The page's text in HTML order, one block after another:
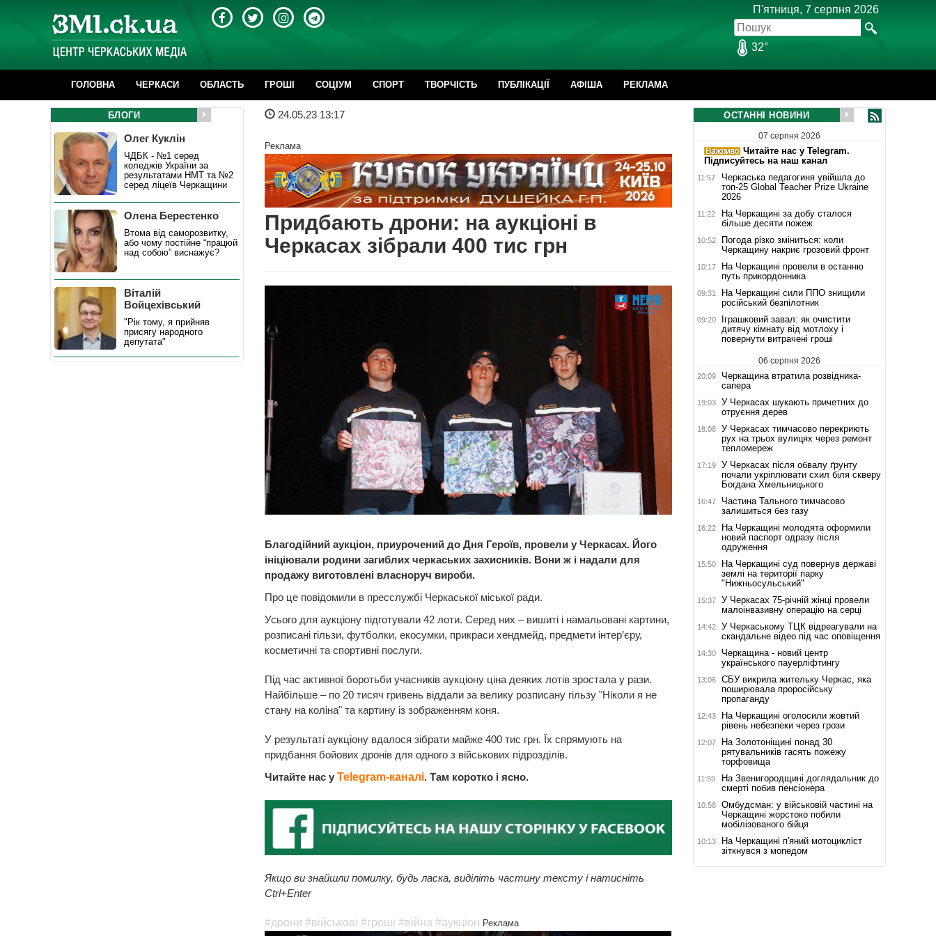
П'ятниця, 7 серпня 2026
32°
ГОЛОВНА ЧЕРКАСИ ОБЛАСТЬ ГРОШІ CОЦІУМ СПОРТ ТВОРЧІСТЬ ПУБЛІКАЦІЇ АФІША РЕКЛАМА
24.05.23 13:17
Реклама
Придбають дрони: на аукціоні в
Черкасах зібрали 400 тис грн
Благодійний аукціон, приурочений до Дня Героїв, провели у Черкасах. Його
ініціювали родини загиблих черкаських захисників. Вони ж і надали для
продажу виготовлені власноруч вироби.
Про це повідомили в пресслужбі Черкаської міської ради.
Усього для аукціону підготували 42 лоти. Серед них – вишиті і намальовані картини,
розписані гільзи, футболки, екосумки, прикраси хендмейд, предмети інтер’єру,
косметичні та спортивні послуги.
Під час активної боротьби учасників аукціону ціна деяких лотів зростала у рази.
Найбільше – по 20 тисяч гривень віддали за велику розписану гільзу "Ніколи я не
стану на коліна" та картину із зображенням коня.
У результаті аукціону вдалося зібрати майже 400 тис грн. Їх спрямують на
придбання бойових дронів для одного з військових підрозділів.
Читайте нас у Telegram-каналі. Там коротко і ясно.
Якщо ви знайшли помилку, будь ласка, виділіть частину тексту і натисніть
Ctrl+Enter
#дрони #військові #гроші #війна #аукціон Реклама
БЛОГИ
Олег Куклін
ЧДБК - №1 серед
коледжів України за
результатами НМТ та №2
серед ліцеїв Черкащини
Олена Берестенко
Втома від саморозвитку,
або чому постійне “працюй
над собою” виснажує?
Віталій
Войцехівський
"Рік тому, я прийняв
присягу народного
депутата"
ОСТАННІ НОВИНИ
07 серпня 2026
Читайте нас у Telegram.
Підписуйтесь на наш канал
11:57
Черкаська педагогиня увійшла до
топ-25 Global Teacher Prize Ukraine
2026
11:22
На Черкащині за добу сталося
більше десяти пожеж
10:52
Погода різко зміниться: коли
Черкащину накриє грозовий фронт
10:17
На Черкащині провели в останню
путь прикордонника
09:31
На Черкащині сили ППО знищили
російський безпілотник
09:20
Іграшковий завал: як очистити
дитячу кімнату від мотлоху і
повернути витрачені гроші
06 серпня 2026
20:09
Черкащина втратила розвідника-
сапера
19:03
У Черкасах шукають причетних до
отруєння дерев
18:08
У Черкасах тимчасово перекриють
рух на трьох вулицях через ремонт
тепломереж
17:19
У Черкасах після обвалу ґрунту
почали укріплювати схил біля скверу
Богдана Хмельницького
16:47
Частина Тального тимчасово
залишиться без газу
16:22
На Черкащині молодята оформили
новий паспорт одразу після
одруження
15:50
На Черкащині суд повернув державі
землі на території парку
"Нижньосульський"
15:37
У Черкасах 75-річній жінці провели
малоінвазивну операцію на серці
14:42
У Черкаському ТЦК відреагували на
скандальне відео під час оповіщення
14:30
Черкащина - новий центр
українського пауерліфтингу
13:06
СБУ викрила жительку Черкас, яка
поширювала проросійську
пропаганду
12:43
На Черкащині оголосили жовтий
рівень небезпеки через грози
12:07
На Золотоніщині понад 30
рятувальників гасять пожежу
торфовища
11:59
На Звенигородщині доглядальник до
смерті побив пенсіонера
10:58
Омбудсман: у військовій частині на
Черкащині жорстоко побили
мобілізованого бійця
10:13
На Черкащині п'яний мотоцикліст
зіткнувся з мопедом